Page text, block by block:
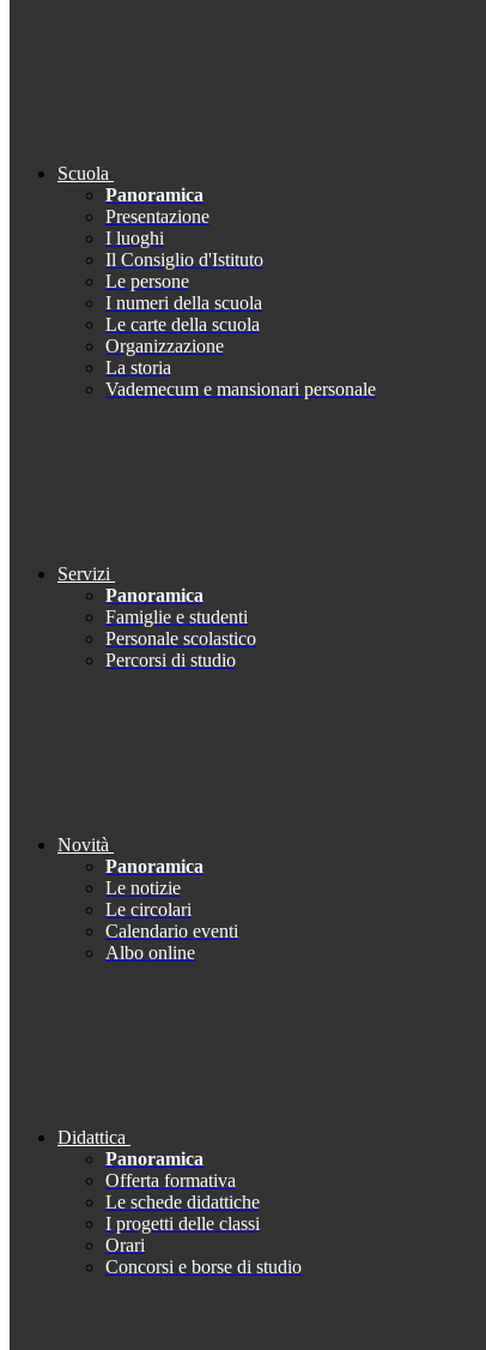
Scuola
Panoramica
Presentazione
I luoghi
Il Consiglio d'Istituto
Le persone
I numeri della scuola
Le carte della scuola
Organizzazione
La storia
Vademecum e mansionari personale
Servizi
Panoramica
Famiglie e studenti
Personale scolastico
Percorsi di studio
Novità
Panoramica
Le notizie
Le circolari
Calendario eventi
Albo online
Didattica
Panoramica
Offerta formativa
Le schede didattiche
I progetti delle classi
Orari
Concorsi e borse di studio